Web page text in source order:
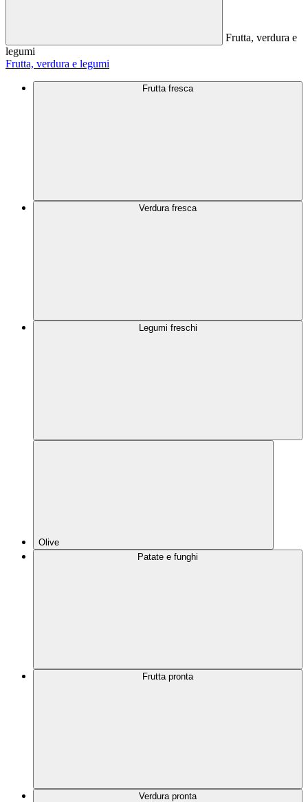
Frutta, verdura e
legumi
Frutta, verdura e legumi
Frutta fresca
Verdura fresca
Legumi freschi
Olive
Patate e funghi
Frutta pronta
Verdura pronta